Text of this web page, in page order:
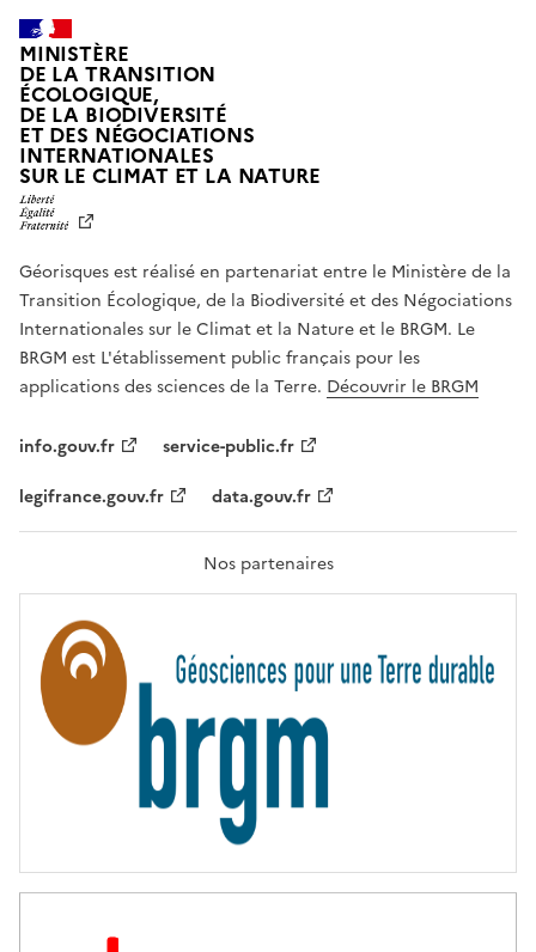
MINISTÈRE
DE LA TRANSITION
ÉCOLOGIQUE,
DE LA BIODIVERSITÉ
ET DES NÉGOCIATIONS
INTERNATIONALES
SUR LE CLIMAT ET LA NATUREL
T
É
,
É
G
A
L
F
A
T
R
T
É
Géorisques est réalisé en partenariat entre le Ministère de la
Transition Écologique, de la Biodiversité et des Négociations
Internationales sur le Climat et la Nature et le BRGM. Le
BRGM est L'établissement public français pour les
applications des sciences de la Terre. Découvrir le BRGM
info.gouv.fr
service-public.fr
legifrance.gouv.fr
data.gouv.fr
Nos partenaires